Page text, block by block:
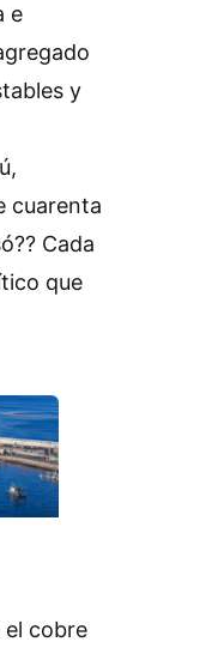
e
y
cuarenta
Cada
que
el cobre